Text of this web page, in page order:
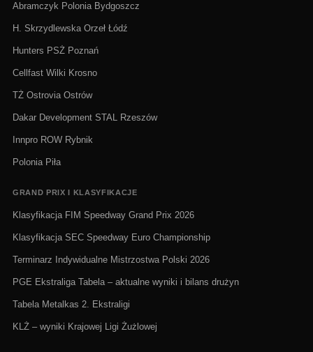
Abramczyk Polonia Bydgoszcz
H. Skrzydlewska Orzeł Łódź
Hunters PSŻ Poznań
Cellfast Wilki Krosno
TŻ Ostrovia Ostrów
Dakar Development STAL Rzeszów
Innpro ROW Rybnik
Polonia Piła
GRAND PRIX I KLASYFIKACJE
Klasyfikacja FIM Speedway Grand Prix 2026
Klasyfikacja SEC Speedway Euro Championship
Terminarz Indywidualne Mistrzostwa Polski 2026
PGE Ekstraliga Tabela – aktualne wyniki i bilans drużyn
Tabela Metalkas 2. Ekstraligi
KLŻ – wyniki Krajowej Ligi Żużlowej